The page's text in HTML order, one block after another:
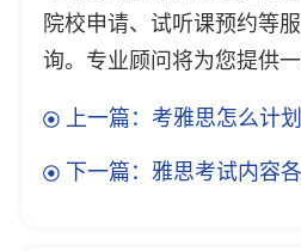
院校申请、试听课预约等
询。专业顾问将为您提供一
上一篇：考雅思怎么计
下一篇：雅思考试内容